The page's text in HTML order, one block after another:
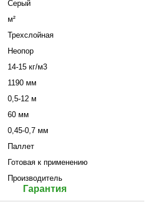
Серый
м²
Трехслойная
Неопор
14-15 кг/м3
1190 мм
0,5-12 м
60 мм
0,45-0,7 мм
Паллет
Готовая к применению
Производитель
Гарантия